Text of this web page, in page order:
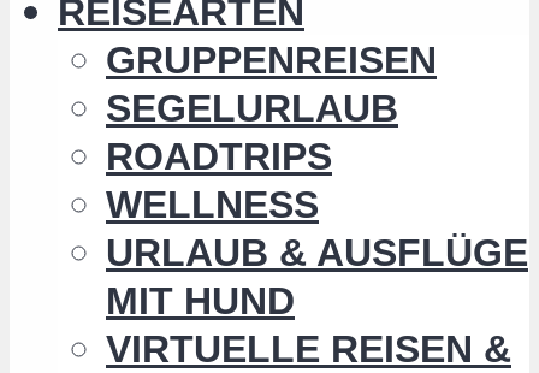
REISEARTEN
GRUPPENREISEN
SEGELURLAUB
ROADTRIPS
WELLNESS
URLAUB & AUSFLÜGE
MIT HUND
VIRTUELLE REISEN &